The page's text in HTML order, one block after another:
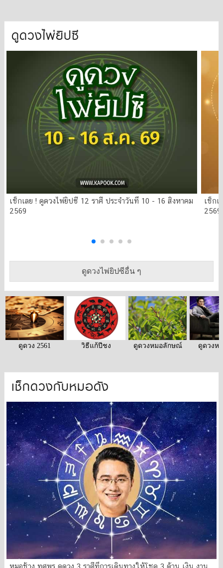
ดูดวงไพ่ยิปซี
เช็กเลย ! ดูดวงไพ่ยิปซี 12 ราศี ประจำวันที่ 10 - 16 สิงหาคม
2569
เช็ก
2569
ดูดวงไพ่ยิปซีอื่น ๆ
ดูดวง 2561 วิธีแก้ปีชง ดูดวงหมอลักษณ์ ดูดวงห
เช็กดวงกับหมอดัง
หมอช้าง ทศพร ดูดวง 3 ราศีที่การเดินทางให้โชค 3 ด้าน เงิน งาน